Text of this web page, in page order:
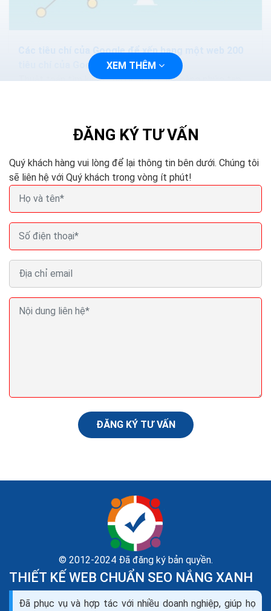
Các tiêu chí của Google để xếp hạng một web 200
tiêu chí của Google
Thuật toán tìm kiếm của Google ngày càng phức tạp
Dịch vụ seo là gì? Tìm hiểu về dịch vụ seo web và
XEM THÊM
ĐĂNG KÝ TƯ VẤN
Quý khách hàng vui lòng để lại thông tin bên dưới. Chúng tôi
sẽ liên hệ với Quý khách trong vòng ít phút!
ĐĂNG KÝ TƯ VẤN
© 2012-2024 Đã đăng ký bản quyền.
THIẾT KẾ WEB CHUẨN SEO NẮNG XANH
Đã phục vụ và hợp tác với nhiều doanh nghiệp, giúp họ